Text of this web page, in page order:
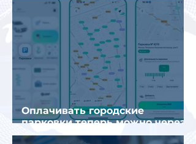
Оплачивать городские
парковки теперь можно через
Яндекс Go и «Заправки»